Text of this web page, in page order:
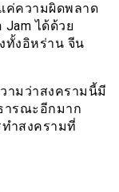
ค่ความผิดพลาด
Jam ได้ด้วย
ทั้งอิหร่าน จีน
ามว่าสงครามนี้มี
ารณะอีกมาก
ำสงครามที่